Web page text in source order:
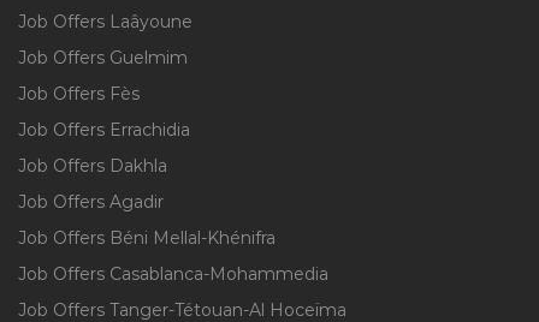
Job Offers Laâyoune
Job Offers Guelmim
Job Offers Fès
Job Offers Errachidia
Job Offers Dakhla
Job Offers Agadir
Job Offers Béni Mellal-Khénifra
Job Offers Casablanca-Mohammedia
Job Offers Tanger-Tétouan-Al Hoceïma